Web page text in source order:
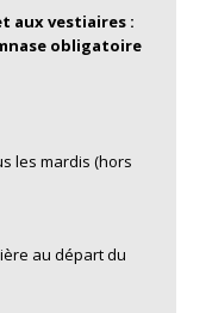
aux vestiaires :
obligatoire
les mardis (hors
au départ du